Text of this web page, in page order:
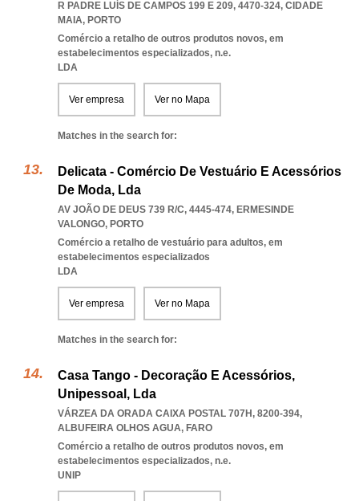
R PADRE LUÍS DE CAMPOS 199 E 209, 4470-324, CIDADE
MAIA, PORTO
Comércio a retalho de outros produtos novos, em
estabelecimentos especializados, n.e.
LDA
Ver empresa Ver no Mapa
Matches in the search for:
Delicata - Comércio De Vestuário E Acessórios
De Moda, Lda
AV JOÃO DE DEUS 739 R/C, 4445-474, ERMESINDE
VALONGO, PORTO
Comércio a retalho de vestuário para adultos, em
estabelecimentos especializados
LDA
Ver empresa Ver no Mapa
Matches in the search for:
Casa Tango - Decoração E Acessórios,
Unipessoal, Lda
VÁRZEA DA ORADA CAIXA POSTAL 707H, 8200-394,
ALBUFEIRA OLHOS AGUA, FARO
Comércio a retalho de outros produtos novos, em
estabelecimentos especializados, n.e.
UNIP